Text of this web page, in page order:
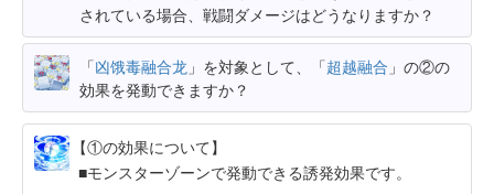
されている場合、戦闘ダメージはどうなりますか？
「凶饿毒融合龙 」を対象として、「超越融合 」の②の
効果を発動できますか？
【①の効果について】
モンスターゾーンで発動できる誘発効果です。